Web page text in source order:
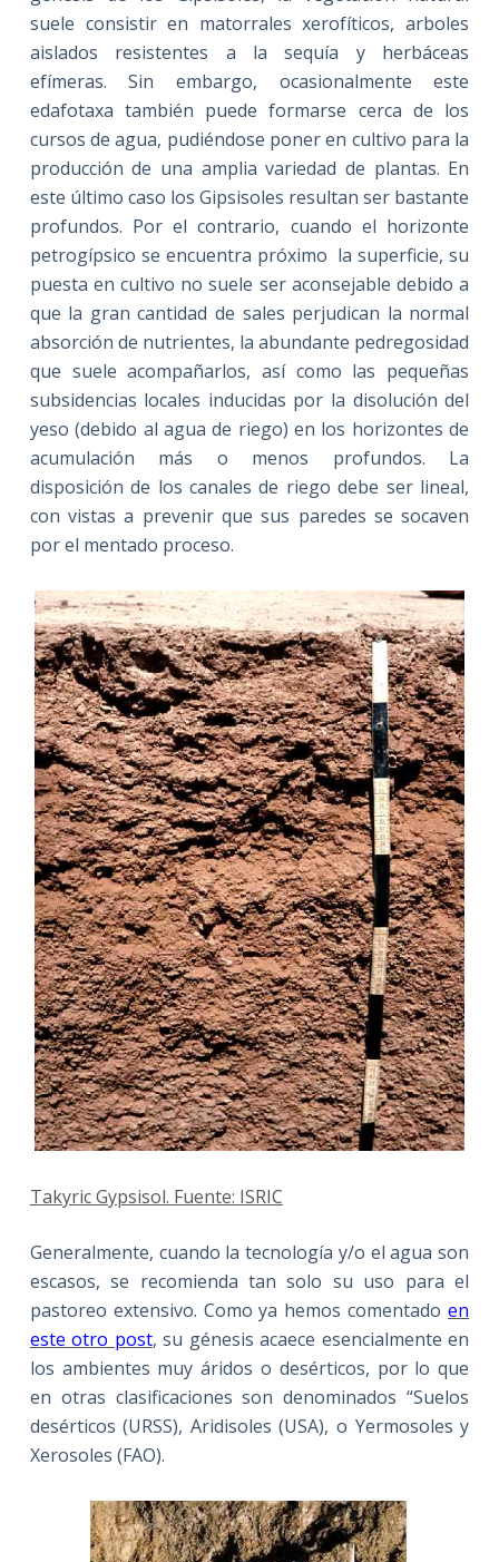
suele consistir en matorrales xerofíticos, arboles
aislados resistentes a la sequía y herbáceas
efímeras. Sin embargo, ocasionalmente este
edafotaxa también puede formarse cerca de los
cursos de agua, pudiéndose poner en cultivo para la
producción de una amplia variedad de plantas. En
este último caso los Gipsisoles resultan ser bastante
profundos. Por el contrario, cuando el horizonte
petrogípsico se encuentra próximo la superficie, su
puesta en cultivo no suele ser aconsejable debido a
que la gran cantidad de sales perjudican la normal
absorción de nutrientes, la abundante pedregosidad
que suele acompañarlos, así como las pequeñas
subsidencias locales inducidas por la disolución del
yeso (debido al agua de riego) en los horizontes de
acumulación más o menos profundos. La
disposición de los canales de riego debe ser lineal,
con vistas a prevenir que sus paredes se socaven
por el mentado proceso.
Takyric Gypsisol. Fuente: ISRIC
Generalmente, cuando la tecnología y/o el agua son
escasos, se recomienda tan solo su uso para el
pastoreo extensivo. Como ya hemos comentadoen
este otro post, su génesis acaece esencialmente en
los ambientes muy áridos o desérticos, por lo que
en otras clasificaciones son denominados “Suelos
desérticos (URSS), Aridisoles (USA), o Yermosoles y
Xerosoles (FAO).